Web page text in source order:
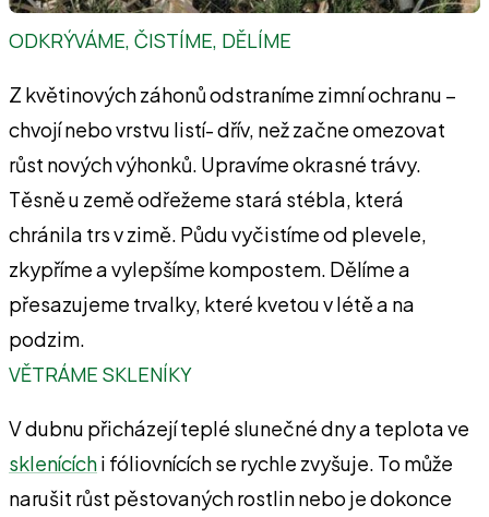
ODKRÝVÁME, ČISTÍME, DĚLÍME
Z květinových záhonů odstraníme zimní ochranu –
chvojí nebo vrstvu listí- dřív, než začne omezovat
růst nových výhonků. Upravíme okrasné trávy.
Těsně u země odřežeme stará stébla, která
chránila trs v zimě. Půdu vyčistíme od plevele,
zkypříme a vylepšíme kompostem. Dělíme a
přesazujeme trvalky, které kvetou v létě a na
podzim.
VĚTRÁME SKLENÍKY
V dubnu přicházejí teplé slunečné dny a teplota ve
sklenícíchi fóliovnících se rychle zvyšuje. To může
narušit růst pěstovaných rostlin nebo je dokonce